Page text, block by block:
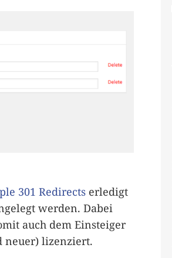
301 Redirects erledigt
werden. Dabei
auch dem Einsteiger
neuer) lizenziert.